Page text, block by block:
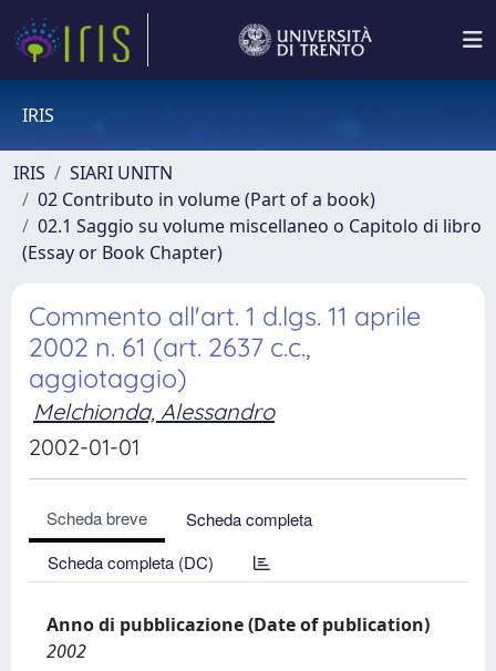
IRIS
IRIS
SIARI UNITN
02 Contributo in volume (Part of a book)
02.1 Saggio su volume miscellaneo o Capitolo di libro
(Essay or Book Chapter)
Commento all'art. 1 d.lgs. 11 aprile
2002 n. 61 (art. 2637 c.c.,
aggiotaggio)
Melchionda, Alessandro
2002-01-01
Scheda breve
Scheda completa
Scheda completa (DC)
Anno di pubblicazione (Date of publication)
2002